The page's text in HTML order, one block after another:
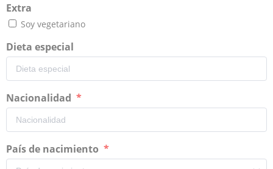
Extra
Soy vegetariano
Dieta especial
Nacionalidad
País de nacimiento